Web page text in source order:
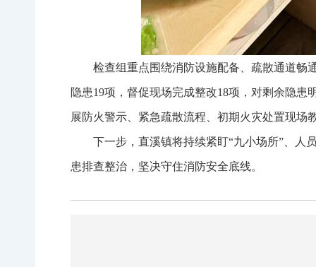
检查组重点围绕消防设施配备、疏散通道畅
隐患19项，督促现场完成整改18项，对剩余隐
展防火警示、紧急疏散流程、初期火灾处置现场
下一步，直溪镇将持续紧盯“九小场所”、人
患排查整治，坚决守住消防安全底线。